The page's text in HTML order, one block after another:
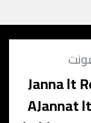
Janna lt
AJannat